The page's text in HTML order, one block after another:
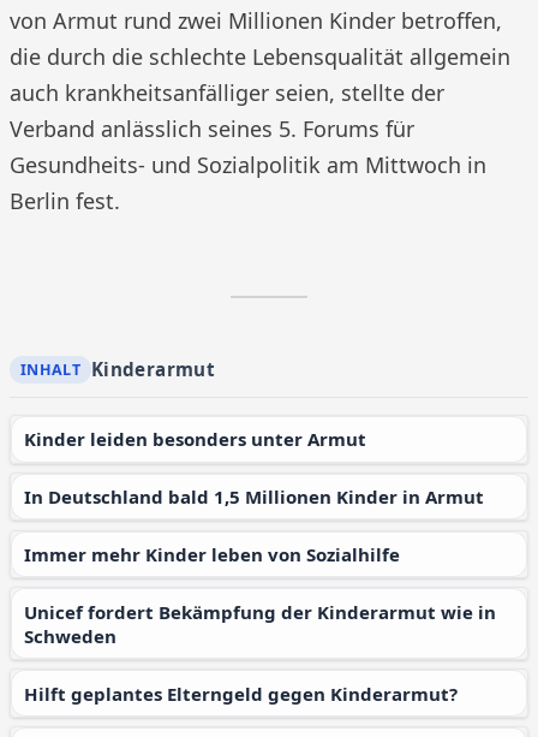
von Armut rund zwei Millionen Kinder betroffen,
die durch die schlechte Lebensqualität allgemein
auch krankheitsanfälliger seien, stellte der
Verband anlässlich seines 5. Forums für
Gesundheits- und Sozialpolitik am Mittwoch in
Berlin fest.
Kinderarmut
Kinder leiden besonders unter Armut
In Deutschland bald 1,5 Millionen Kinder in Armut
Immer mehr Kinder leben von Sozialhilfe
Unicef fordert Bekämpfung der Kinderarmut wie in
Schweden
Hilft geplantes Elterngeld gegen Kinderarmut?